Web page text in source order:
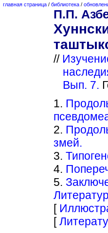
главная страница / библиотека /
П.П.
//
Вып. 7.
1.
2.
змей.
3.
4.
5.
[
[